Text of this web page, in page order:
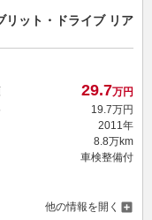
リット・ドライブ リア
29.7万円
19. 7万円
2011年
8.8万km
車検整備付
他の情報を開く